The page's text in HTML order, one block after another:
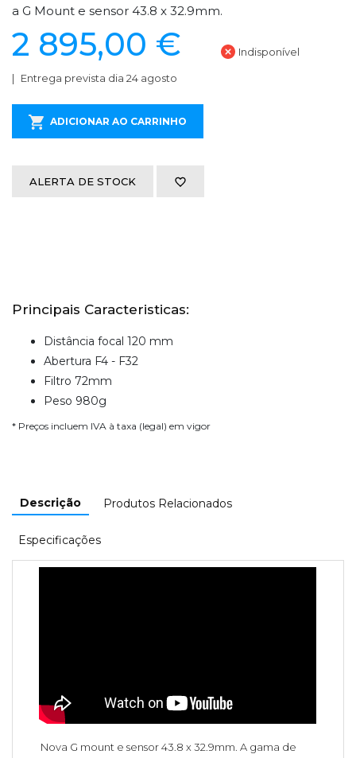
a G Mount e sensor 43.8 x 32.9mm.
2 895,00 € Indisponível
Entrega prevista dia 24 agosto
ADICIONAR AO CARRINHO
ALERTA DE STOCK
Principais Caracteristicas:
Distância focal 120 mm
Abertura F4 - F32
Filtro 72mm
Peso 980g
* Preços incluem IVA à taxa (legal) em vigor
Descrição Produtos Relacionados
Especificações
Nova G mount e sensor 43.8 x 32.9mm. A gama de